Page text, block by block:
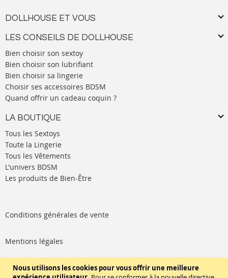
Nous utilisons les cookies pour vous offrir une meilleure
DOLLHOUSE ET VOUS
LES CONSEILS DE DOLLHOUSE
Bien choisir son sextoy
Bien choisir son lubrifiant
Bien choisir sa lingerie
Choisir ses accessoires BDSM
Quand offrir un cadeau coquin ?
LA BOUTIQUE
Tous les Sextoys
Toute la Lingerie
Tous les Vêtements
L'univers BDSM
Les produits de Bien-Être
Conditions générales de vente
Mentions légales
Politique de cookies